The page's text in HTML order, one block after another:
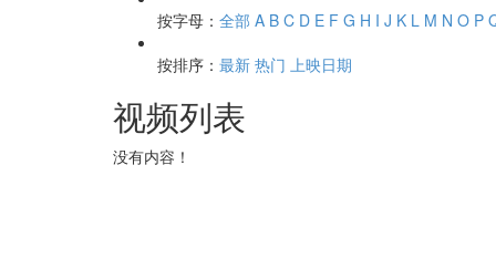
按字母： 全部 A B C D E F G H I J K L M N O P
按排序： 最新 热门 上映日期
视频列表
没有内容！